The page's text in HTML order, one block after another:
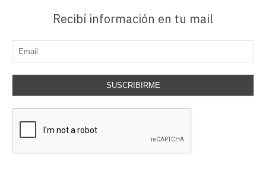
Recibí información en tu mail
SUSCRIBIRME